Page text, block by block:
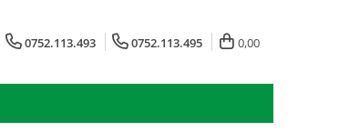
0752.113.493 0752.113.495 0,00